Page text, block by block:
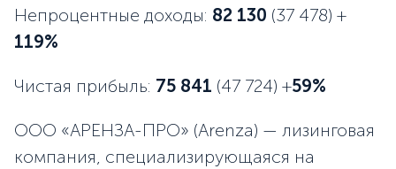
Непроцентные доходы: 82 130 (37 478) +
119%
Чистая прибыль: 75 841 (47 724) +59%
ООО «АРЕНЗА-ПРО» (Arenza) — лизинговая
компания, специализирующаяся на